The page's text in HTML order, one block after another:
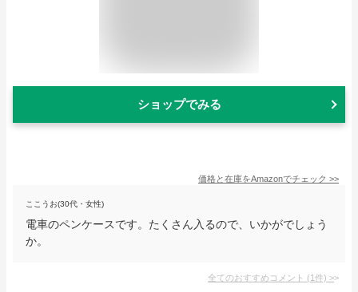
ショップでみる
価格と在庫をAmazonでチェック >>
ここうお(30代・女性)
電車のペンケースです。たくさん入るので、いかがでしょう
か。
全てのおすすめコメント (1件) >